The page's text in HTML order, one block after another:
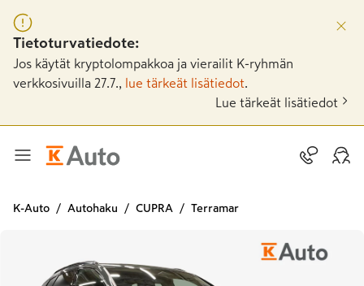
Tietoturvatiedote:
Jos käytät kryptolompakkoa ja vierailit K-ryhmän
verkkosivuilla 27.7.,
lue tärkeät lisätiedot
Lue tärkeät lisätiedot
K-Auto Autohaku CUPRA Terramar